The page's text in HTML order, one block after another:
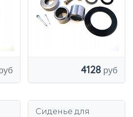
4128
Сиденье для